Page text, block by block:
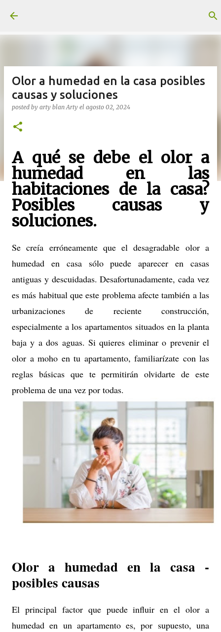
Olor a humedad en la casa posibles
causas y soluciones
posted by arty blanArty el agosto 02, 2024
A qué se debe el olor a
humedad en las
habitaciones de la casa?
Posibles causas y
soluciones.
Se creía erróneamente que el desagradable olor a
humedad en casa sólo puede aparecer en casas
antiguas y descuidadas. Desafortunadamente, cada vez
es más habitual que este problema afecte también a las
urbanizaciones de reciente construcción,
especialmente a los apartamentos situados en la planta
baja y a dos aguas. Si quieres eliminar o prevenir el
olor a moho en tu apartamento, familiarízate con las
reglas básicas que te permitirán olvidarte de este
problema de una vez por todas.
Olor a humedad en la casa -
posibles causas
El principal factor que puede influir en el olor a
humedad en un apartamento es, por supuesto, una